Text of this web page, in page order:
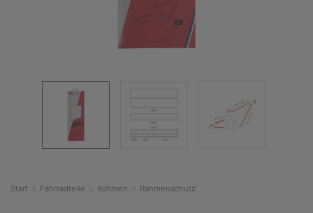
Start Fahrradteile Rahmen Rahmenschutz